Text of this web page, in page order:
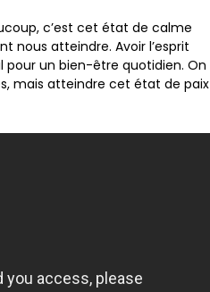
c’est cet état de calme
nous atteindre. Avoir l’esprit
pour unbien-être quotidien. On
mais atteindre cet état de paix